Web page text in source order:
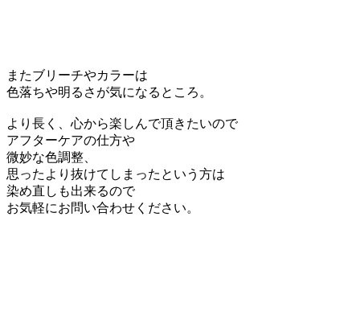
またブリーチやカラーは
色落ちや明るさが気になるところ。
より長く、心から楽しんで頂きたいので
アフターケアの仕方や
微妙な色調整、
思ったより抜けてしまったという方は
染め直しも出来るので
お気軽にお問い合わせください。